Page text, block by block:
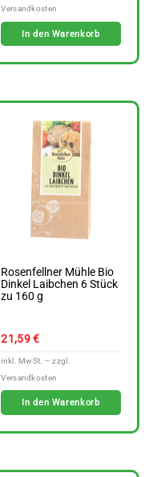
In den Warenkorb
Rosenfellner Mühle Bio
Dinkel Laibchen 6 Stück
zu 160 g
21,59€
In den Warenkorb